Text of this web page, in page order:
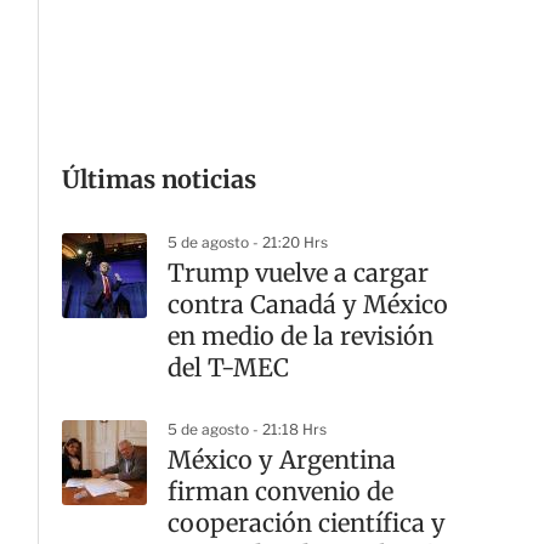
Últimas noticias
5 de agosto - 21:20 Hrs
Trump vuelve a cargar
contra Canadá y México
en medio de la revisión
del T-MEC
5 de agosto - 21:18 Hrs
México y Argentina
firman convenio de
cooperación científica y